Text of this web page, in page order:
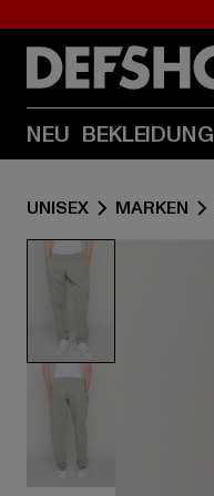
NEU BEKLEIDUNG
UNISEX MARKEN